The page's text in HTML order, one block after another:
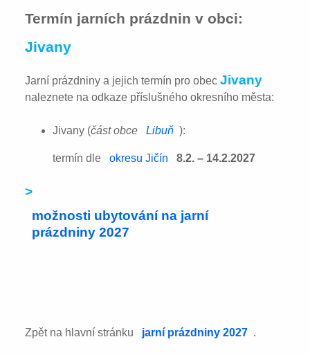
Termín jarních prázdnin v obci:
Jivany
Jarní prázdniny a jejich termín pro obecJivany
naleznete na odkaze příslušného okresního města:
Jivany (část obce Libuň ):
termín dle okresu Jičín 8.2. – 14.2.2027
>
možnosti ubytování na jarní
prázdniny 2027
Zpět na hlavní stránku jarní prázdniny 2027 .